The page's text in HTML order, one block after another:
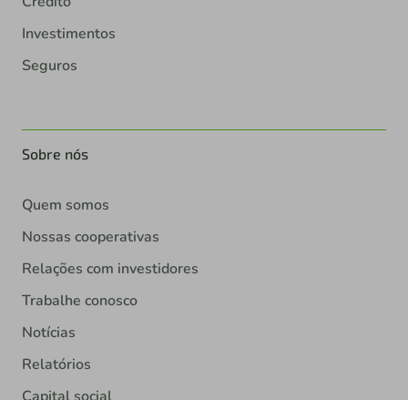
Investimentos
Seguros
Sobre nós
Quem somos
Nossas cooperativas
Relações com investidores
Trabalhe conosco
Notícias
Relatórios